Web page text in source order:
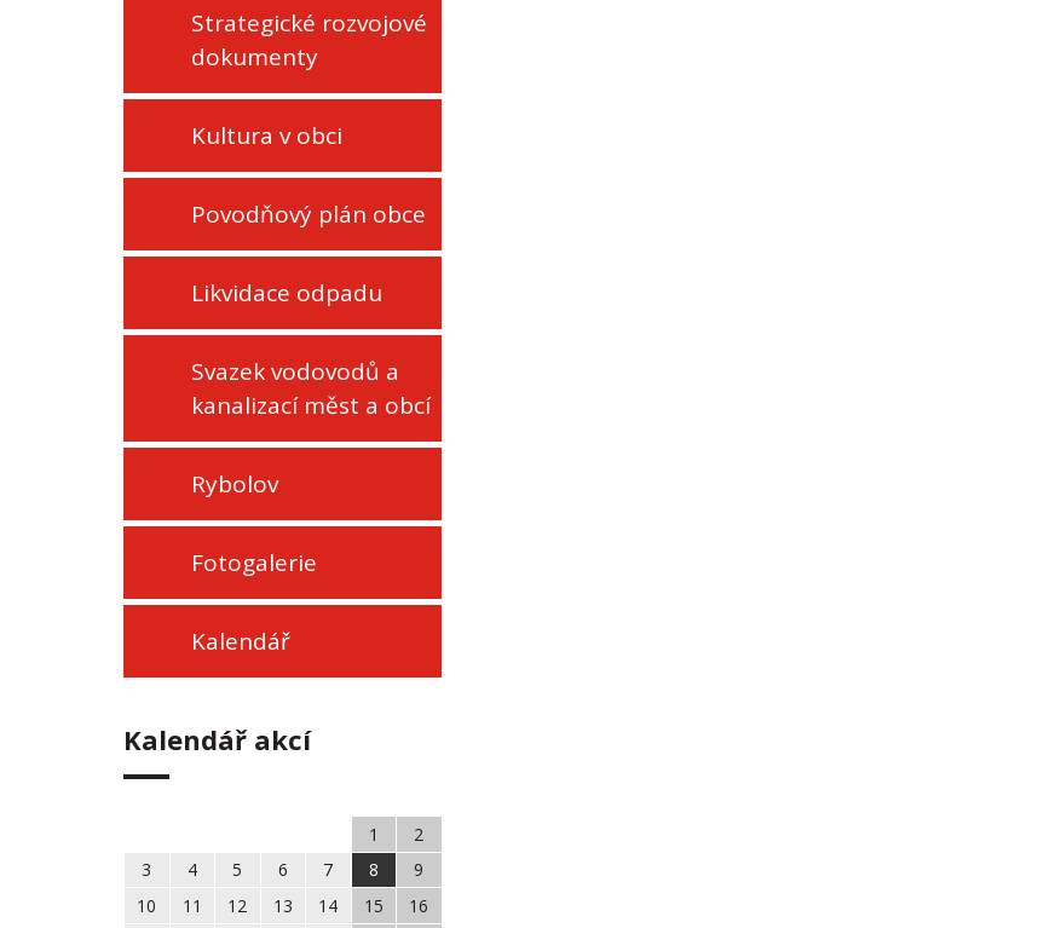
Strategické rozvojové
dokumenty
Kultura v obci
Povodňový plán obce
Likvidace odpadu
Svazek vodovodů a
kanalizací měst a obcí
Rybolov
Fotogalerie
Kalendář
Kalendář akcí
1
2
3
4 5 6 7 8
9
10
11 12 13 14 15
16